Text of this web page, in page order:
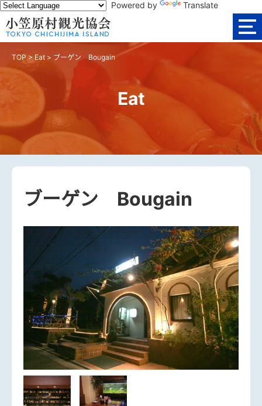
Powered by Translate
TOP > Eat > ブーゲン Bougain
Eat
ブーゲン Bougain